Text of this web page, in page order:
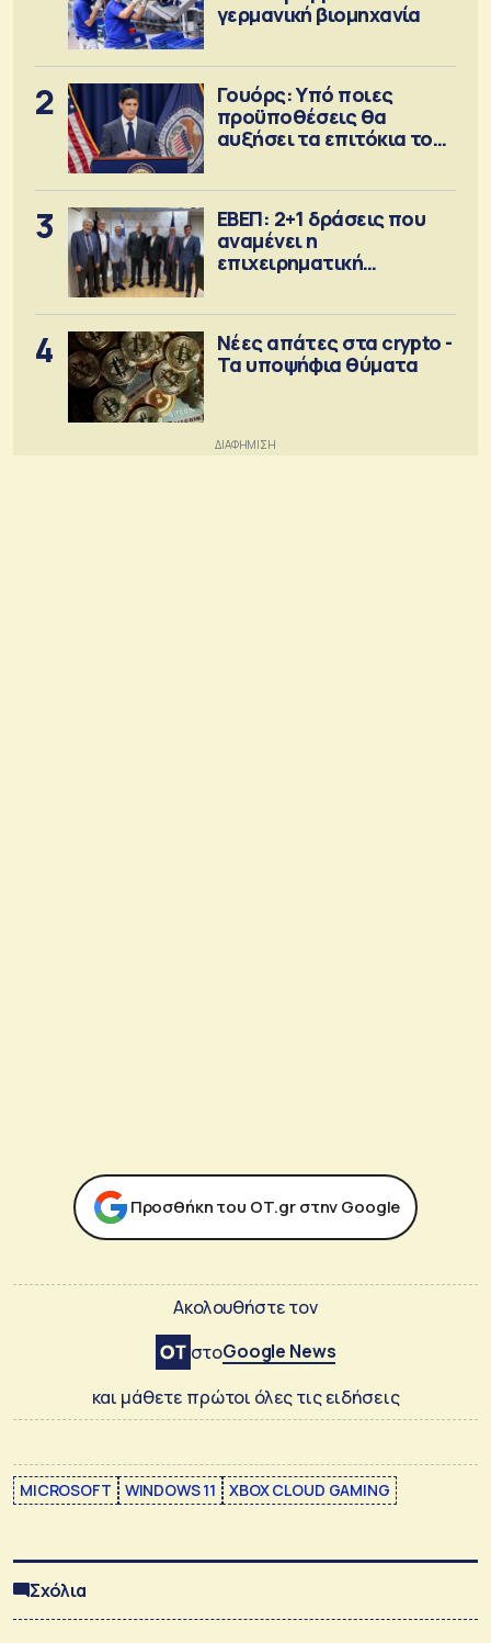
γερμανική βιομηχανία
2
Γουόρς: Υπό ποιες
προϋποθέσεις θα
αυξήσει τα επιτόκια τον
3
ΕΒΕΠ: 2+1 δράσεις που
αναμένει η
επιχειρηματική
4
Νέες απάτες στα crypto -
Τα υποψήφια θύματα
Προσθήκη του ΟΤ.gr στην Google
Ακολουθήστε τον
στοGoogle News
και μάθετε πρώτοι όλες τις ειδήσεις
MICROSOFT WINDOWS 11 XBOX CLOUD GAMING
Σχόλια